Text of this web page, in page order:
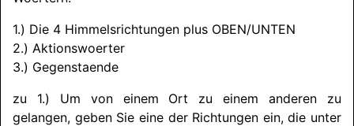
1.) Die 4 Himmelsrichtungen plus OBEN/UNTEN
2.) Aktionswoerter
3.) Gegenstaende
zu 1.) Um von einem Ort zu einem anderen zu
gelangen, geben Sie eine der Richtungen ein, die unter